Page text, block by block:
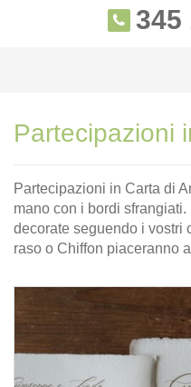
345
Partecipazioni
Partecipazioni in Carta di
mano con i bordi
decorate seguendo i vostri
raso o Chiffon piaceranno